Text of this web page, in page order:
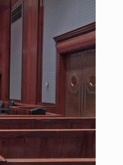
TEAM
AUTORI FOTOGRAFI
EXTRA
PROCEEDINGS PUBBLICITÀ CONTATTI
MEDIA